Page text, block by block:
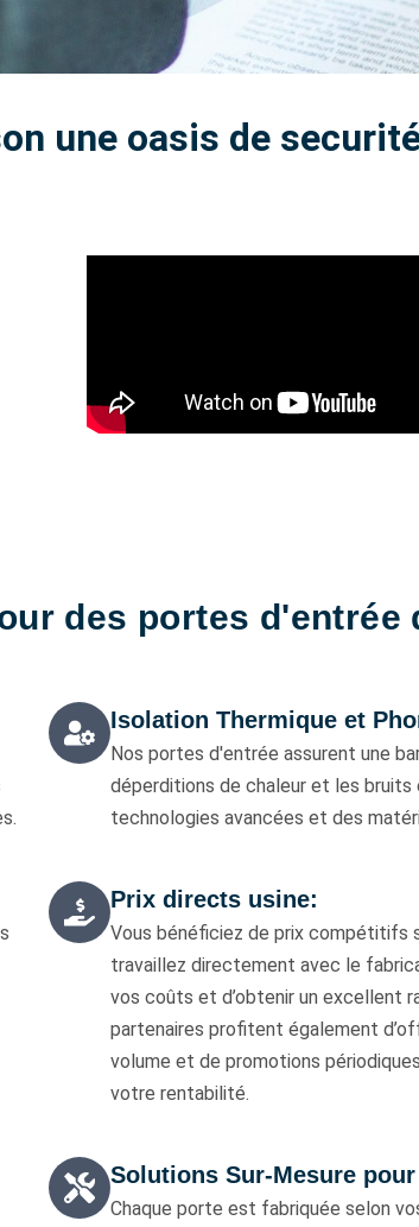
une oasis de
des portes d'entrée
Isolation Thermique et
Nos portes d'entrée assurent une
déperditions de chaleur et les bruits
technologies avancées et des
Prix directs usine:
Vous bénéficiez de prix compétitifs
travaillez directement avec le
vos coûts et d’obtenir un excellent
partenaires profitent également
volume et de promotions
votre rentabilité.
Solutions Sur-Mesure
Chaque porte est fabriquée selon